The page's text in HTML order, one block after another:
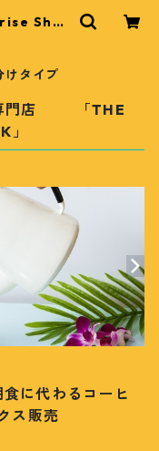
Shac
けタイプ
門店 「THE
」
に代わるコーヒ
ス販売